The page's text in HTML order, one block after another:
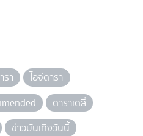
รา
ไอจีดารา
ดาราเดลี่
ข่าวบันเทิงวันนี้